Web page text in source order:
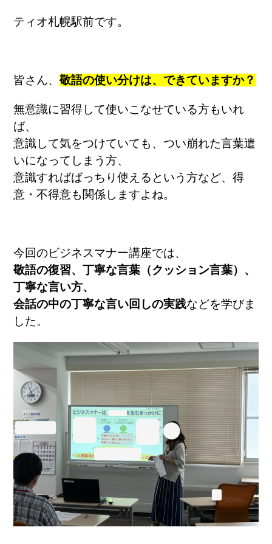
ティオ札幌駅前です。
皆さん、敬語の使い分けは、できていますか？
無意識に習得して使いこなせている方もいれ
ば、
意識して気をつけていても、つい崩れた言葉遣
いになってしまう方、
意識すればばっちり使えるという方など、得
意・不得意も関係しますよね。
今回のビジネスマナー講座では、
敬語の復習、丁寧な言葉（クッション言葉）、
丁寧な言い方、
会話の中の丁寧な言い回しの実践などを学びま
した。